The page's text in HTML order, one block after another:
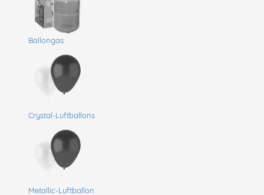
Ballongas
Crystal-Luftballons
Metallic-Luftballon